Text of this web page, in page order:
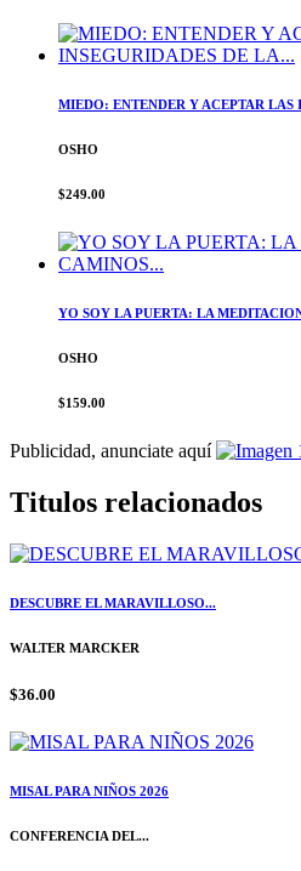
MIEDO: ENTENDER Y ACEPTAR LAS
OSHO
$249.00
YO SOY LA PUERTA: LA
OSHO
$159.00
Publicidad, anunciate aquí
Titulos relacionados
DESCUBRE EL MARAVILLOSO...
WALTER MARCKER
$36.00
MISAL PARA NIÑOS 2026
CONFERENCIA DEL...